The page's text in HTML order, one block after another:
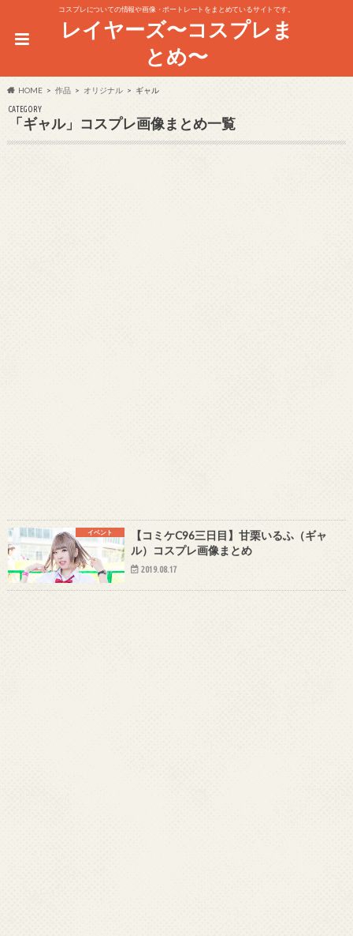
コスプレについての情報や画像・ポートレートをまとめているサイトです。
レイヤーズ〜コスプレま
とめ〜
HOME 作品 オリジナル ギャル
CATEGORY
「ギャル」コスプレ画像まとめ一覧
イベント
【コミケC96三日目】甘栗いるふ（ギャ
ル）コスプレ画像まとめ
2019.08.17